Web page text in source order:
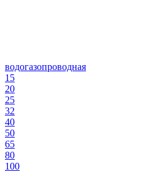
водогазопроводная
15
20
25
32
40
50
65
80
100